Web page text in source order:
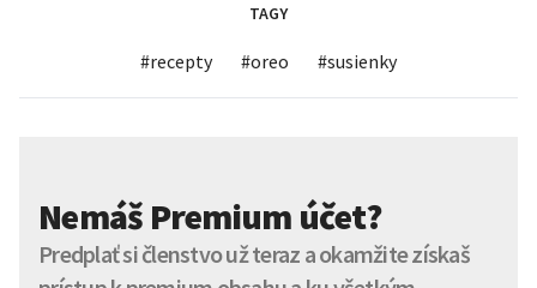
TAGY
#recepty #oreo #susienky
Nemáš Premium účet?
Predplať si členstvo už teraz a okamžite získaš